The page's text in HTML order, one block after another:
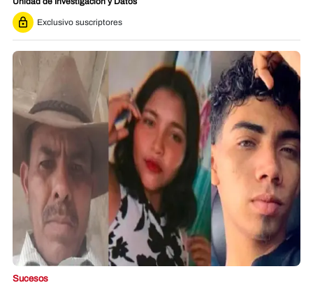
Exclusivo suscriptores
Sucesos